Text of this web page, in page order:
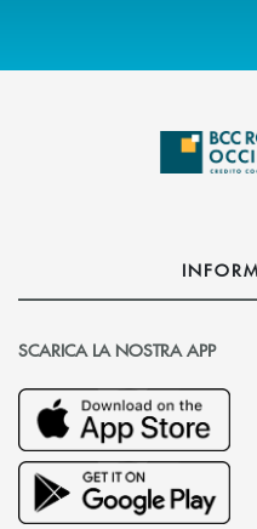
SCARICA LA NOSTRA APP